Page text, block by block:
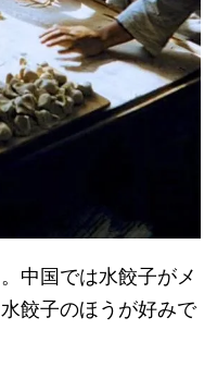
中国では水餃子がメ
餃子のほうが好みで